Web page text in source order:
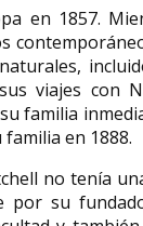
en 1857.
viajes con
familia
en 1888.
no tenía
por su